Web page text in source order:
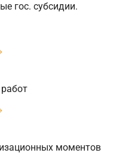
гос. субсидии.
моментов